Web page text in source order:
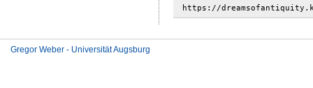
Gregor Weber - Universität Augsburg